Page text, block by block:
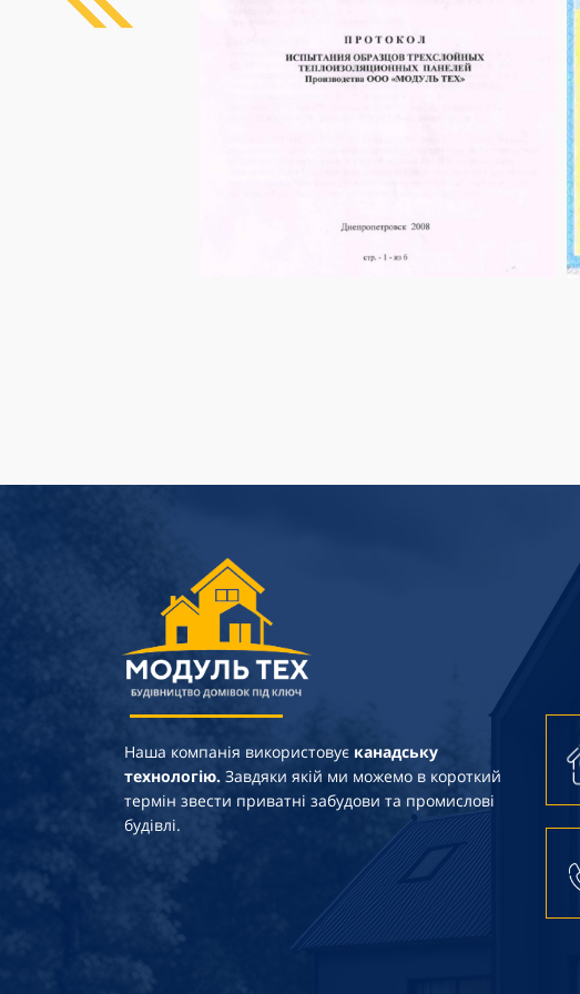
Наша компанія використовує канадську
технологію. Завдяки якій ми можемо в короткий
термін звести приватні забудови та промислові
будівлі.